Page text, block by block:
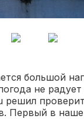
большой
не
Первый в